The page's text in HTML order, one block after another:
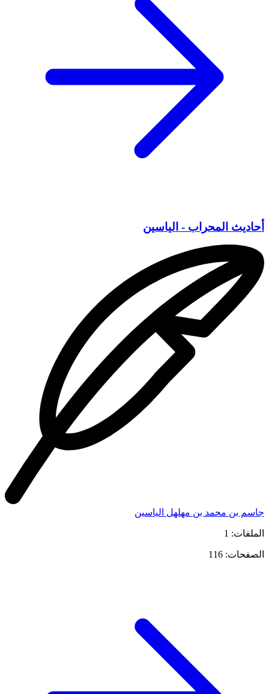
أحاديث المحراب - الياسين
جاسم بن محمد بن مهلهل الياسين
الملفات: 1
الصفحات: 116